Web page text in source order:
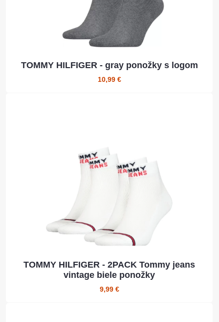
TOMMY HILFIGER - gray ponožky s logom
10,99 €
TOMMY HILFIGER - 2PACK Tommy jeans
vintage biele ponožky
9,99 €